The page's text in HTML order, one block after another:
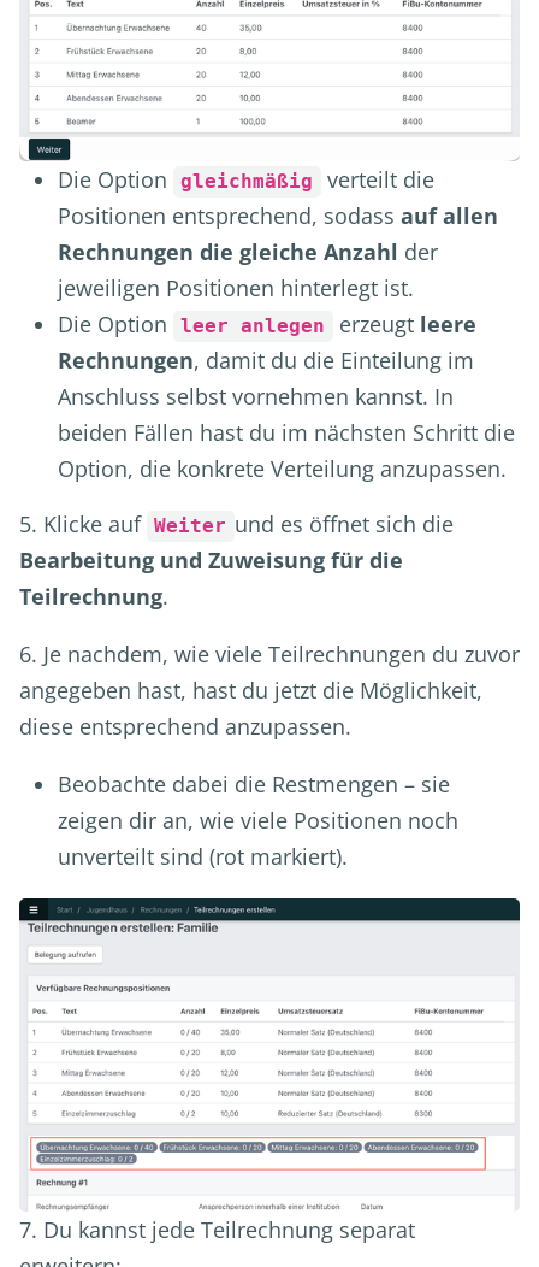
Die Option gleichmäßig
verteilt die
Positionen entsprechend, sodass auf allen
Rechnungen die gleiche Anzahl der
jeweiligen Positionen hinterlegt ist.
Die Option
leer anlegen erzeugt leere
Rechnungen, damit du die Einteilung im
Anschluss selbst vornehmen kannst. In
beiden Fällen hast du im nächsten Schritt die
Option, die konkrete Verteilung anzupassen.
5. Klicke auf Weiter und es öffnet sich die
Bearbeitung und Zuweisung für die
Teilrechnung.
6. Je nachdem, wie viele Teilrechnungen du zuvor
angegeben hast, hast du jetzt die Möglichkeit,
diese entsprechend anzupassen.
Beobachte dabei die Restmengen – sie
zeigen dir an, wie viele Positionen noch
unverteilt sind (rot markiert).
7. Du kannst jede Teilrechnung separat